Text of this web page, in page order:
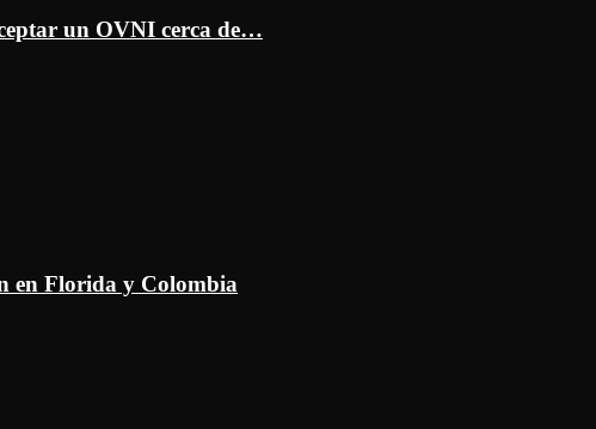
un OVNI cerca de…
en Florida y Colombia